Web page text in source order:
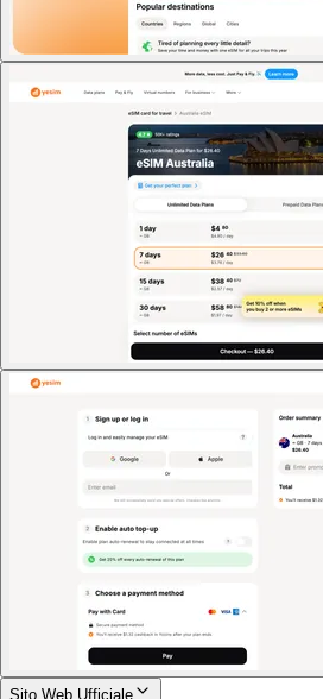
Sito Web Ufficiale